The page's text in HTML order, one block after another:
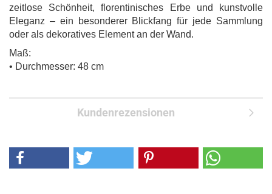
zeitlose Schönheit, florentinisches Erbe und kunstvolle
Eleganz – ein besonderer Blickfang für jede Sammlung
oder als dekoratives Element an der Wand.
Maß:
• Durchmesser: 48 cm
Kundenrezensionen